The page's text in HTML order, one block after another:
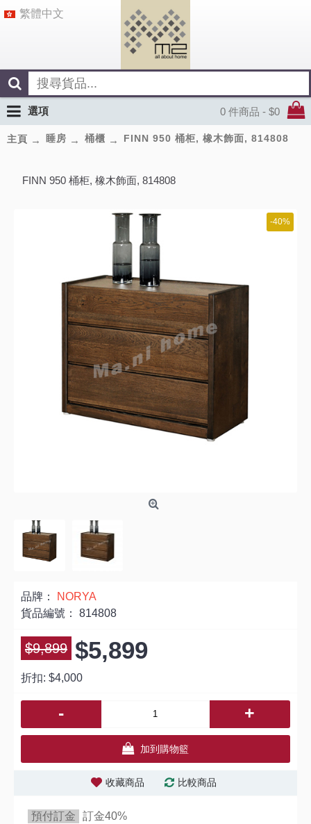
繁體中文
0 件商品 - $0
選項
主頁 睡房 桶櫃 FINN 950 桶柜, 橡木飾面, 814808
FINN 950 桶柜, 橡木飾面, 814808
-40%
品牌：
NORYA
貨品編號： 814808
$9,899 $5,899
折扣: $4,000
- +
加到購物籃
收藏商品 比較商品
預付訂金
訂金40%